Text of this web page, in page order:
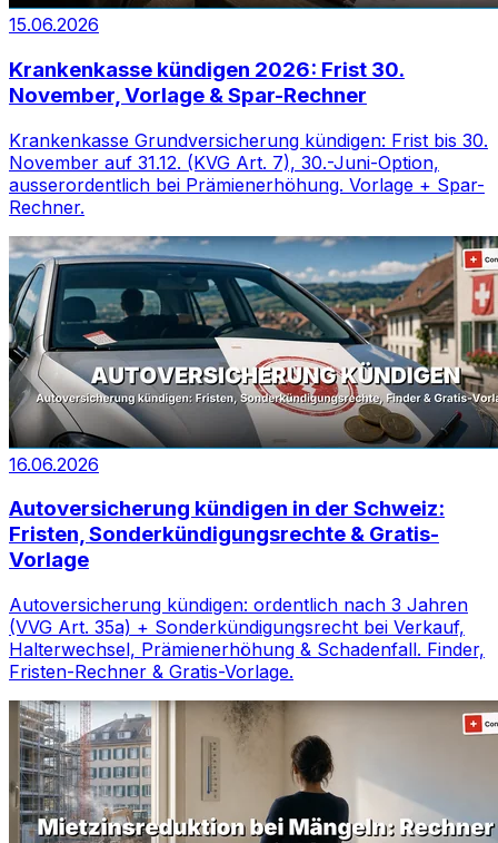
15.06.2026
Krankenkasse kündigen 2026: Frist 30.
November, Vorlage & Spar-Rechner
Krankenkasse Grundversicherung kündigen: Frist bis 30.
November auf 31.12. (KVG Art. 7), 30.-Juni-Option,
ausserordentlich bei Prämienerhöhung. Vorlage + Spar-
Rechner.
16.06.2026
Autoversicherung kündigen in der Schweiz:
Fristen, Sonderkündigungsrechte & Gratis-
Vorlage
Autoversicherung kündigen: ordentlich nach 3 Jahren
(VVG Art. 35a) + Sonderkündigungsrecht bei Verkauf,
Halterwechsel, Prämienerhöhung & Schadenfall. Finder,
Fristen-Rechner & Gratis-Vorlage.